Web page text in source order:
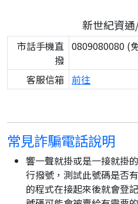
新世紀資
市話手機直
撥
0809080080 (
客服信箱 前往
常見詐騙電話說明
響一聲就掛或是一接就掛
行撥號，測試此號碼是否
的程式在接起來後就會登